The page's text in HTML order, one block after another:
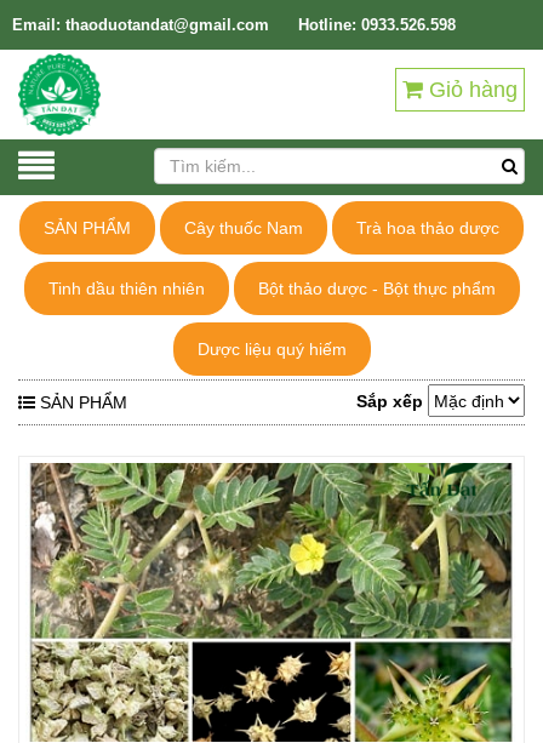
Email: thaoduotandat@gmail.com Hotline: 0933.526.598
Giỏ hàng
SẢN PHẨM Cây thuốc Nam Trà hoa thảo dược
Tinh dầu thiên nhiên Bột thảo dược - Bột thực phẩm
Dược liệu quý hiếm
SẢN PHẨM Sắp xếp